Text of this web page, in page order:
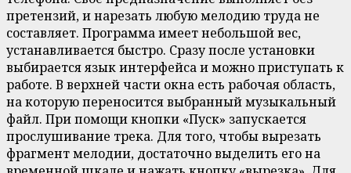
претензий, и нарезать любую мелодию труда не
составляет. Программа имеет небольшой вес,
устанавливается быстро. Сразу после установки
выбирается язык интерфейса и можно приступать к
работе. В верхней части окна есть рабочая область,
на которую переносится выбранный музыкальный
файл. При помощи кнопки «Пуск» запускается
прослушивание трека. Для того, чтобы вырезать
фрагмент мелодии, достаточно выделить его на